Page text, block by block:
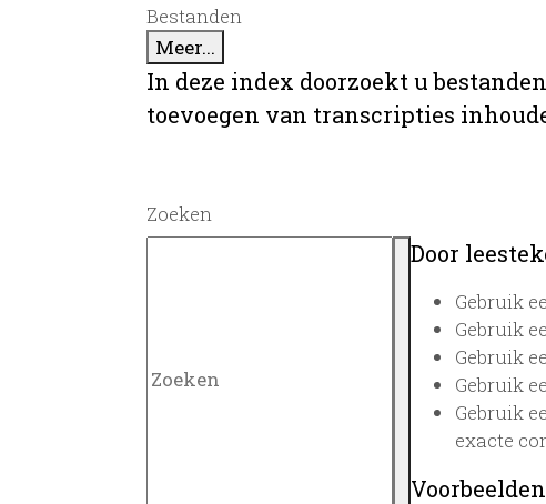
Bestanden
Meer...
In deze index doorzoekt u
toevoegen van transcripties
Zoeken
Door
Gebruik
Gebruik
Gebruik
Gebruik
Gebruik
exacte